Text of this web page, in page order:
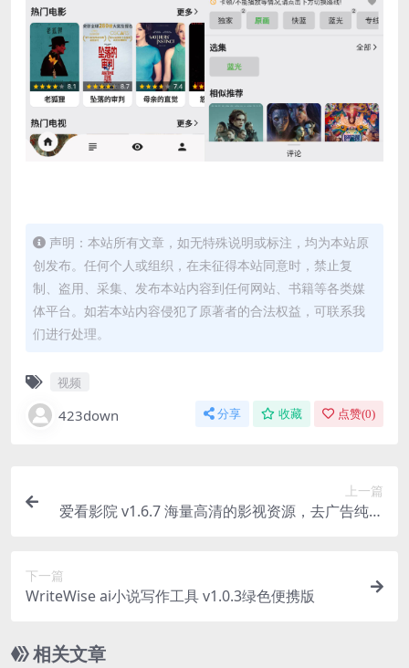
声明：本站所有文章，如无特殊说明或标注，均为本站原
创发布。任何个人或组织，在未征得本站同意时，禁止复
制、盗用、采集、发布本站内容到任何网站、书籍等各类媒
体平台。如若本站内容侵犯了原著者的合法权益，可联系我
们进行处理。
视频
423down 分享 收藏 点赞(0)
上一篇
爱看影院 v1.6.7 海量高清的影视资源，去广告纯净
下一篇
WriteWise ai小说写作工具 v1.0.3绿色便携版
相关文章